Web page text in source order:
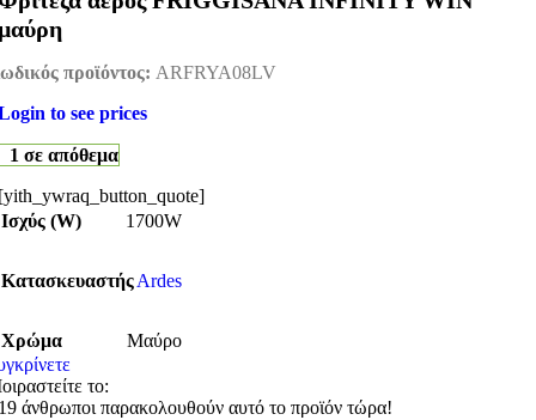
προϊόντος: ARFRYA08LV
to see prices
1 σε απόθεμα
Ισχύς (W)
1700W
ΚατασκευαστήςArdes
Χρώμα
Μαύρο
το:
άνθρωποι παρακολουθούν αυτό το προϊόν τώρα!